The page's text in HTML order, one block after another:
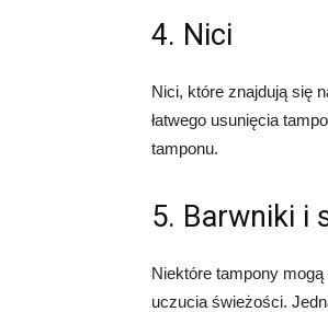
4. Nici
Nici, które znajdują się
łatwego usunięcia
tamponu.
5. Barwniki i
Niektóre tampony
uczucia świeżości.